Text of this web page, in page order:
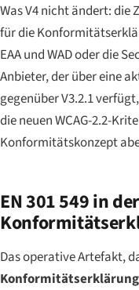
Was V4 nicht ändert:
für die
EAA und WAD oder die
Anbieter, der über eine
gegenüber V3.2.1
die neuen WCAG-2.2-
Konformitätskonzept
EN 301 549 in
Das operative Artefakt,
Konformitätserklärung